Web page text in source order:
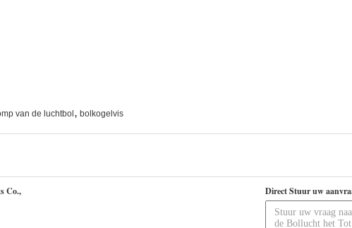
van de luchtbol , bolkogelvis
Co.,
Direct Stuur uw